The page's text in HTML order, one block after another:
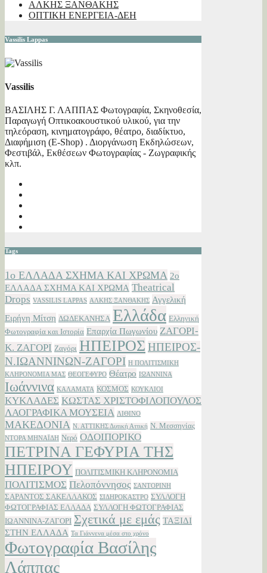
ΑΛΚΗΣ ΞΑΝΘΑΚΗΣ
ΟΠΤΙΚΗ ΕΝΕΡΓΕΙΑ-ΔΕΗ
Vassilis Lappas
Vassilis
ΒΑΣΙΛΗΣ Γ. ΛΑΠΠΑΣ Φωτογραφία, Σκηνοθεσία,
Παραγωγή Οπτικοακουστικού υλικού, για την
τηλεόραση, κινηματογράφο, θέατρο, διαδίκτυο,
Διαφήμιση (E-Shop) . Διοργάνωση Εκδηλώσεων,
Φεστιβάλ, Εκθέσεων Φωτογραφίας - Ζωγραφικής
κλπ.
Tags
1ο ΕΛΛΑΔΑ ΣΧΗΜΑ ΚΑΙ ΧΡΩΜΑ 2ο
ΕΛΛΑΔΑ ΣΧΗΜΑ ΚΑΙ ΧΡΩΜΑ Theatrical
Drops VASSILIS LAPPAS ΑΛΚΗΣ ΞΑΝΘΑΚΗΣ Αγγελική
Ειρήνη Μίτση ΔΩΔΕΚΑΝΗΣΑ Ελλάδα Ελληνική
Φωτογραφία και Ιστορία Επαρχία Πωγωνίου ΖΑΓΟΡΙ-
Κ. ΖΑΓΟΡΙ Ζαγόρι ΗΠΕΙΡΟΣ ΗΠΕΙΡΟΣ-
Ν.ΙΩΑΝΝΙΝΩΝ-ΖΑΓΟΡΙ Η ΠΟΛΙΤΙΣΜΙΚΗ
ΚΛΗΡΟΝΟΜΙΑ ΜΑΣ ΘΕΟΓΕΦΥΡΟ Θέατρο ΙΩΑΝΝΙΝΑ
Ιωάννινα ΚΑΛΑΜΑΤΑ ΚΟΣΜΟΣ ΚΟΥΚΛΙΟΙ
ΚΥΚΛΑΔΕΣ ΚΩΣΤΑΣ ΧΡΙΣΤΟΦΙΛΟΠΟΥΛΟΣ
ΛΑΟΓΡΑΦΙΚΑ ΜΟΥΣΕΙΑ ΛΙΘΙΝΟ
ΜΑΚΕΔΟΝΙΑ Ν. ΑΤΤΙΚΗΣ Δυτική Αττική Ν. Μεσσηνίας
ΝΤΟΡΑ ΜΗΝΑΪΔΗ Νερό ΟΔΟΙΠΟΡΙΚΟ
ΠΕΤΡΙΝΑ ΓΕΦΥΡΙΑ ΤΗΣ
ΗΠΕΙΡΟΥ ΠΟΛΙΤΙΣΜΙΚΗ ΚΛΗΡΟΝΟΜΙΑ
ΠΟΛΙΤΙΣΜΟΣ Πελοπόννησος ΣΑΝΤΟΡΙΝΗ
ΣΑΡΑΝΤΟΣ ΣΑΚΕΛΛΑΚΟΣ ΣΙΔΗΡΟΚΑΣΤΡΟ ΣΥΛΛΟΓΗ
ΦΩΤΟΓΡΑΦΙΑΣ ΕΛΛΑΔΑ ΣΥΛΛΟΓΗ ΦΩΤΟΓΡΑΦΙΑΣ
ΙΩΑΝΝΙΝΑ-ΖΑΓΟΡΙ Σχετικά με εμάς ΤΑΞΙΔΙ
ΣΤΗΝ ΕΛΛΑΔΑ Τα Γιάννενα μέσα στο χρόνο
Φωτογραφία Βασίλης
Λάππας